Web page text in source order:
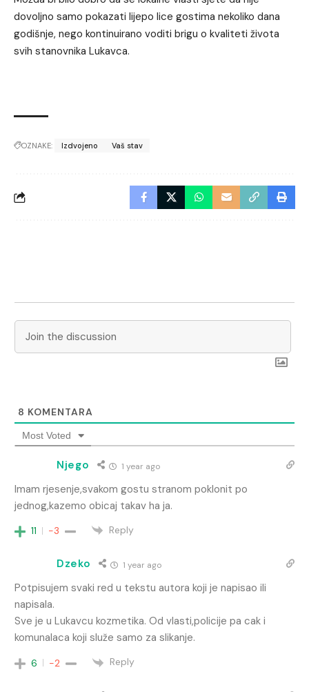
dovoljno samo pokazati lijepo lice gostima nekoliko dana
godišnje, nego kontinuirano voditi brigu o kvaliteti života
svih stanovnika Lukavca.
OZNAKE: Izdvojeno Vaš stav
8 KOMENTARA
Most Voted
Njego 1 year ago
Imam rjesenje,svakom gostu stranom poklonit po
jednog,kazemo obicaj takav ha ja.
11 -3 Reply
Dzeko 1 year ago
Potpisujem svaki red u tekstu autora koji je napisao ili
napisala.
Sve je u Lukavcu kozmetika. Od vlasti,policije pa cak i
komunalaca koji služe samo za slikanje.
6 -2 Reply